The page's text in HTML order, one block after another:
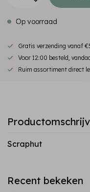
Op voorraad
Gratis verzending vanaf
Voor 12:00 besteld,
Ruim assortiment direct
Scraphut
Recent bekeken